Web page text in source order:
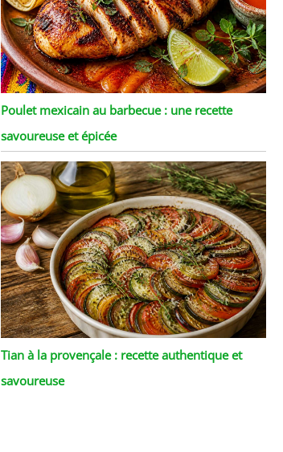
Poulet mexicain au barbecue : une recette
savoureuse et épicée
Tian à la provençale : recette authentique et
savoureuse